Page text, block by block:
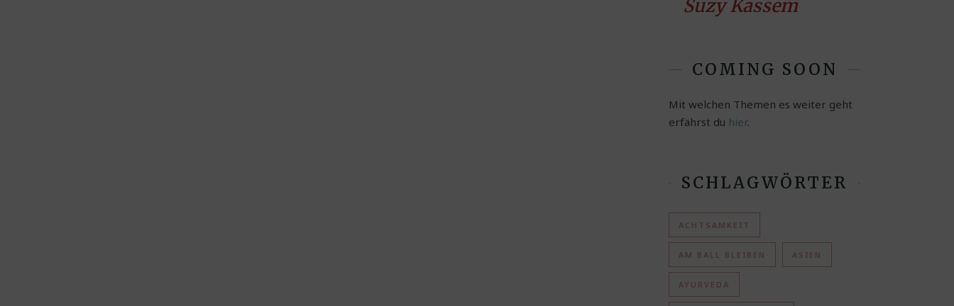
Suzy Kassem
COMING SOON
Mit welchen Themen es weiter geht
erfährst du hier.
SCHLAGWÖRTER
ACHTSAMKEIT
AM BALL BLEIBEN ASIEN
AYURVEDA